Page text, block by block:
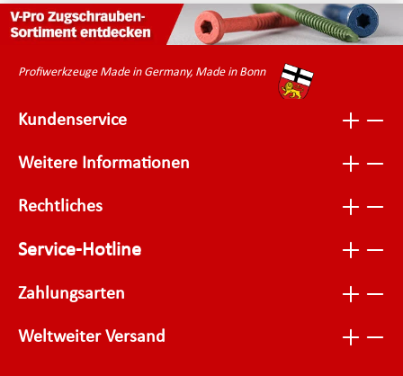
Profiwerkzeuge Made in Germany, Made in Bonn
Kundenservice
Weitere Informationen
Rechtliches
Service-Hotline
Zahlungsarten
Weltweiter Versand